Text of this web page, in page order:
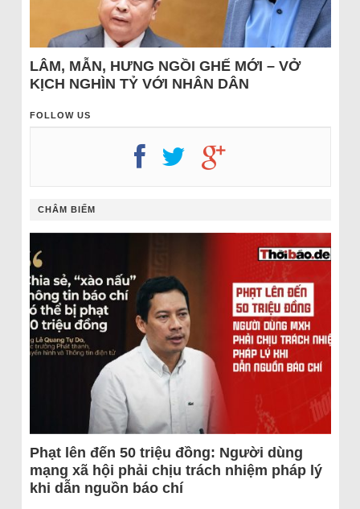
LÂM, MẪN, HƯNG NGỒI GHẾ MỚI – VỞ
KỊCH NGHÌN TỶ VỚI NHÂN DÂN
FOLLOW US
CHÂM BIẾM
Phạt lên đến 50 triệu đồng: Người dùng
mạng xã hội phải chịu trách nhiệm pháp lý
khi dẫn nguồn báo chí